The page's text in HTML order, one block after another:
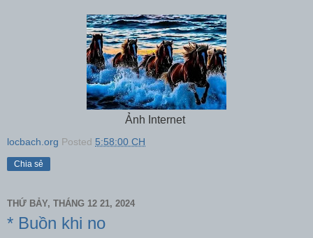
Ảnh Internet
locbach.org Posted 5:58:00 CH
Chia sẻ
THỨ BẢY, THÁNG 12 21, 2024
* Buồn khi no